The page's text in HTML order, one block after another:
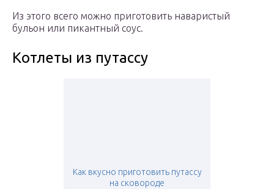
Из этого всего можно приготовить наваристый
бульон или пикантный соус.
Котлеты из путассу
Как вкусно приготовить путассу
на сковороде